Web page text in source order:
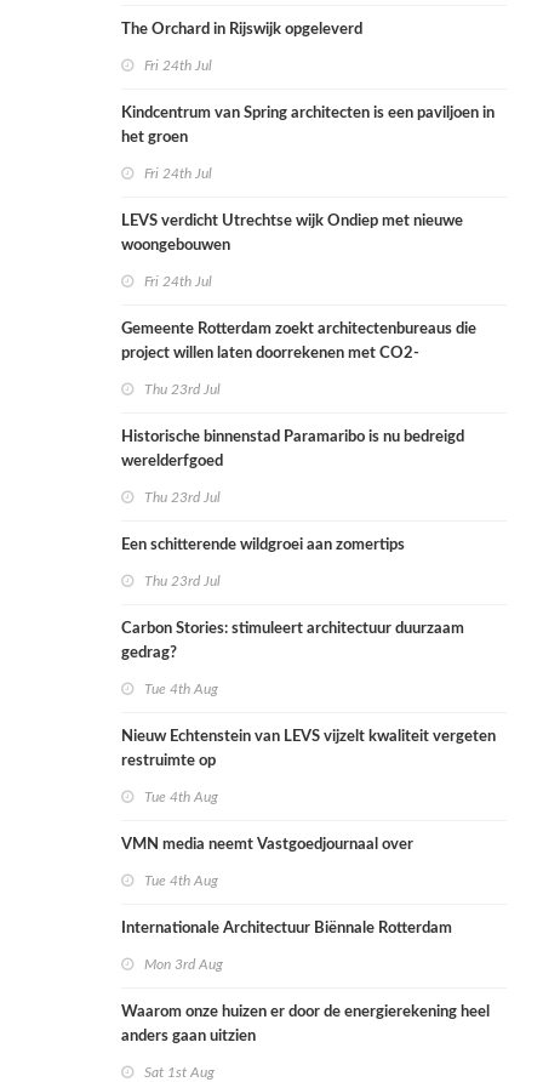
The Orchard in Rijswijk opgeleverd
Fri 24th Jul
Kindcentrum van Spring architecten is een paviljoen in
het groen
Fri 24th Jul
LEVS verdicht Utrechtse wijk Ondiep met nieuwe
woongebouwen
Fri 24th Jul
Gemeente Rotterdam zoekt architectenbureaus die
project willen laten doorrekenen met CO2-
Thu 23rd Jul
Historische binnenstad Paramaribo is nu bedreigd
werelderfgoed
Thu 23rd Jul
Een schitterende wildgroei aan zomertips
Thu 23rd Jul
Carbon Stories: stimuleert architectuur duurzaam
gedrag?
Tue 4th Aug
Nieuw Echtenstein van LEVS vijzelt kwaliteit vergeten
restruimte op
Tue 4th Aug
VMN media neemt Vastgoedjournaal over
Tue 4th Aug
Internationale Architectuur Biënnale Rotterdam
Mon 3rd Aug
Waarom onze huizen er door de energierekening heel
anders gaan uitzien
Sat 1st Aug